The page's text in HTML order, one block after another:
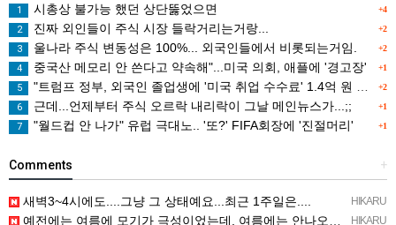
+4
1 시총상 불가능 했던 상단뚫었으면
+2
2 진짜 외인들이 주식 시장 들락거리는거랑...
+2
3 울나라 주식 변동성은 100%... 외국인들에서 비롯되는거임.
+1
4 중국산 메모리 안 쓴다고 약속해"...미국 의회, 애플에 '경고장'
+2
5 "트럼프 정부, 외국인 졸업생에 '미국 취업 수수료' 1.4억 원 검토
+1
6 근데...언제부터 주식 오르락 내리락이 그날 메인뉴스가...;;
+1
7 "월드컵 안 나가" 유럽 극대노.. '또?' FIFA회장에 '진절머리'
+
Comments
HIKARU
새벽3~4시에도....그냥 그 상태예요...최근 1주일은....
HIKARU
예전에는 여름에 모기가 극성이었는데, 여름에는 안나오는 것 같은.....ㅎ ㅎ)